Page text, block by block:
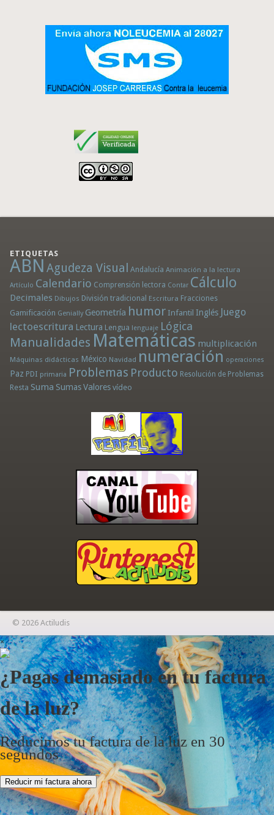
ETIQUETAS
ABN Agudeza Visual Andalucía Animación a la lectura
Artículo Calendario Comprensión lectora Contar Cálculo
Decimales Dibujos División tradicional Escritura Fracciones
Gamificación Genially Geometría humor Infantil Inglés Juego
lectoescritura Lectura Lengua lenguaje Lógica
Manualidades Matemáticas multiplicación
Máquinas didácticas México Navidad numeración operaciones
Paz PDI primaria Problemas Producto Resolución de Problemas
Resta Suma Sumas Valores vídeo
© 2026 Actiludis
×
¿Pagas demasiado en tu factura
de la luz?
Reducimos tu factura de la luz en 30
segundos
Reducir mi factura ahora